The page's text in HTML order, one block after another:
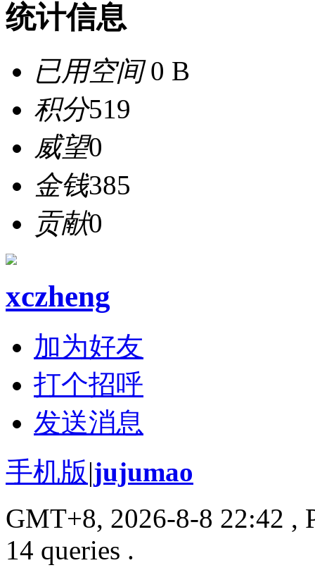
统计信息
已用空间0 B
积分519
威望0
金钱385
贡献0
xczheng
加为好友
打个招呼
发送消息
手机版|jujumao
GMT+8, 2026-8-8 22:42 ,
14 queries .